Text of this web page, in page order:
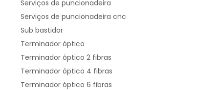
Serviços de puncionadeira
Serviços de puncionadeira cnc
Sub bastidor
Terminador óptico
Terminador óptico 2 fibras
Terminador óptico 4 fibras
Terminador óptico 6 fibras